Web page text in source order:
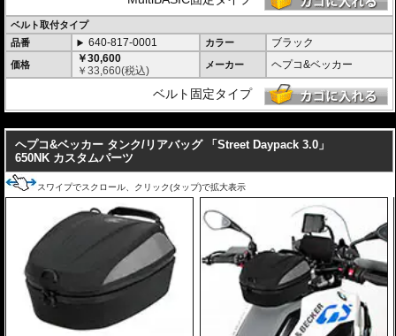
ベルト取付タイプ
品番
640-817-0001 カラー ブラック
価格
￥30,600
￥33,660(税込) メーカー ヘプコ&ベッカー
ベルト固定タイプ
ヘプコ&ベッカー タンク/リアバッグ 「Street Daypack 3.0」
650NK カスタムパーツ
スワイプでスクロール、クリック(タップ)で拡大表示